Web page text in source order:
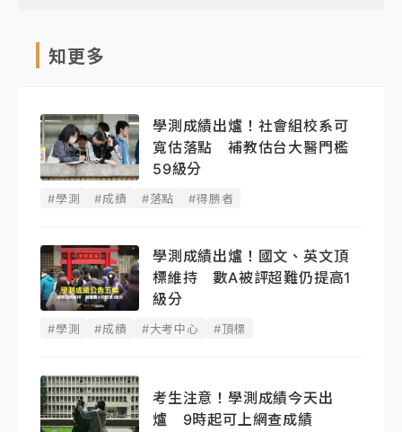
知更多
學測成績出爐！社會組校系可
寬估落點 補教估台大醫門檻
59級分
#學測 #成績 #落點 #得勝者
學測成績出爐！國文、英文頂
標維持 數A被評超難仍提高1
級分
#學測 #成績 #大考中心 #頂標
考生注意！學測成績今天出
爐 9時起可上網查成績